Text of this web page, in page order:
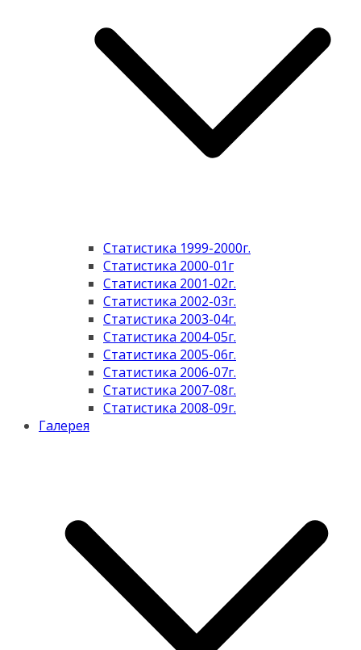
Статистика 1999-2000г.
Статистика 2000-01г
Статистика 2001-02г.
Статистика 2002-03г.
Статистика 2003-04г.
Статистика 2004-05г.
Статистика 2005-06г.
Статистика 2006-07г.
Статистика 2007-08г.
Статистика 2008-09г.
Галерея